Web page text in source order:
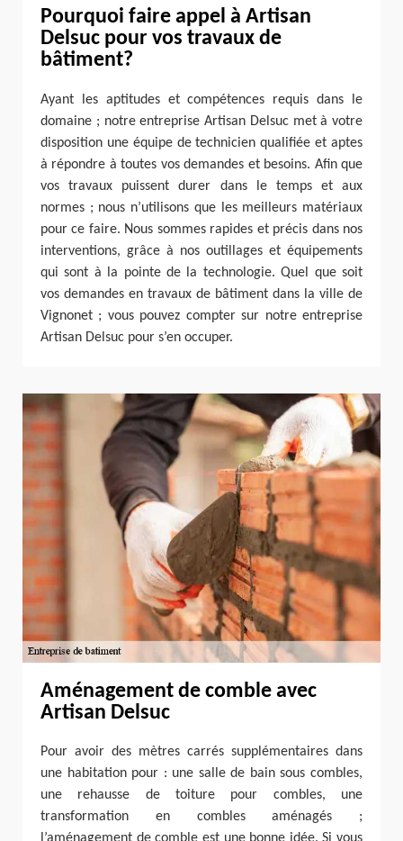
Pourquoi faire appel à Artisan
Delsuc pour vos travaux de
bâtiment?
Ayant les aptitudes et compétences requis dans le
domaine ; notre entreprise Artisan Delsuc met à votre
disposition une équipe de technicien qualifiée et aptes
à répondre à toutes vos demandes et besoins. Afin que
vos travaux puissent durer dans le temps et aux
normes ; nous n’utilisons que les meilleurs matériaux
pour ce faire. Nous sommes rapides et précis dans nos
interventions, grâce à nos outillages et équipements
qui sont à la pointe de la technologie. Quel que soit
vos demandes en travaux de bâtiment dans la ville de
Vignonet ; vous pouvez compter sur notre entreprise
Artisan Delsuc pour s’en occuper.
Aménagement de comble avec
Artisan Delsuc
Pour avoir des mètres carrés supplémentaires dans
une habitation pour : une salle de bain sous combles,
une rehausse de toiture pour combles, une
transformation en combles aménagés ;